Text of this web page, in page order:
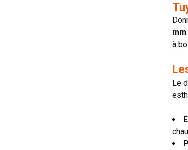
mm
à
Le